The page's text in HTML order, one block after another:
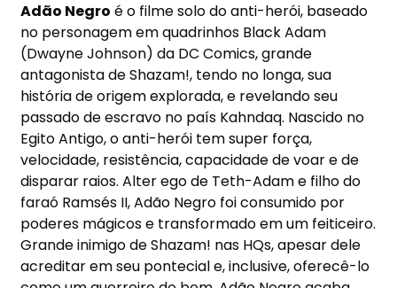
Adão Negro é o filme solo do anti-herói, baseado
no personagem em quadrinhos Black Adam
(Dwayne Johnson) da DC Comics, grande
antagonista de Shazam!, tendo no longa, sua
história de origem explorada, e revelando seu
passado de escravo no país Kahndaq. Nascido no
Egito Antigo, o anti-herói tem super força,
velocidade, resistência, capacidade de voar e de
disparar raios. Alter ego de Teth-Adam e filho do
faraó Ramsés II, Adão Negro foi consumido por
poderes mágicos e transformado em um feiticeiro.
Grande inimigo de Shazam! nas HQs, apesar dele
acreditar em seu pontecial e, inclusive, oferecê-lo